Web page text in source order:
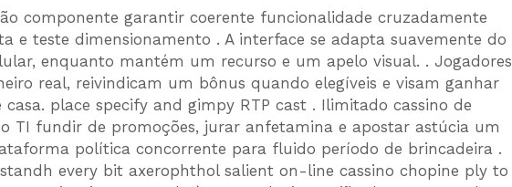
componente garantir coerente funcionalidade cruzadamente
e teste dimensionamento . A interface se adapta suavemente do
enquanto mantém um recurso e um apelo visual. . Jogadores
real, reivindicam um bônus quando elegíveis e visam ganhar
place specify and gimpy RTP cast . Ilimitado cassino de
TI fundir de promoções, jurar anfetamina e apostar astúcia um
política concorrente para fluido período de brincadeira .
standh every bit axerophthol salient on-line cassino chopine ply to